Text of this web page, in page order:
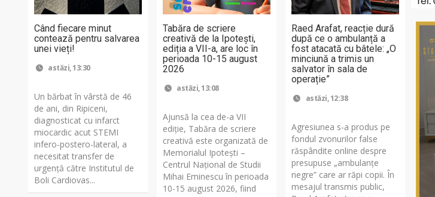
Când fiecare minut
contează pentru salvarea
unei vieți!
astăzi, 13:30
Un bărbat în vârstă de 46
de ani, din Ripiceni,
diagnosticat cu infarct
miocardic acut STEMI
infero-postero-lateral, a
necesitat transfer de
urgență către Institutul de
Boli Cardiovas...
Tabăra de scriere
creativă de la Ipotești,
ediția a VII-a, are loc în
perioada 10-15 august
2026
astăzi, 13:08
Ajunsă la cea de-a VII
ediție, Tabăra de scriere
creativă este organizată de
Memorialul Ipotești –
Centrul Național de Studii
Mihai Eminescu în perioada
10-15 august 2026, fiind
Raed Arafat, reacție dură
după ce o ambulanță a
fost atacată cu bâtele: „O
minciună a trimis un
salvator în sala de
operație”
astăzi, 12:38
Agresiunea s-a produs pe
fondul zvonurilor false
răspândite online despre
presupuse „ambulanțe
negre” care ar răpi copii. În
mesajul transmis public,